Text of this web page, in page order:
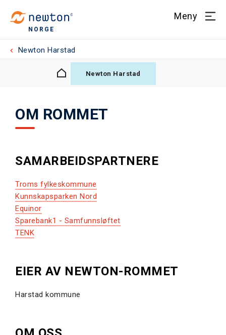
NORGE
Meny
Newton Harstad
Newton Harstad
OM ROMMET
SAMARBEIDSPARTNERE
Troms fylkeskommune
Kunnskapsparken Nord
Equinor
Sparebank1 - Samfunnsløftet
TENK
EIER AV NEWTON-ROMMET
Harstad kommune